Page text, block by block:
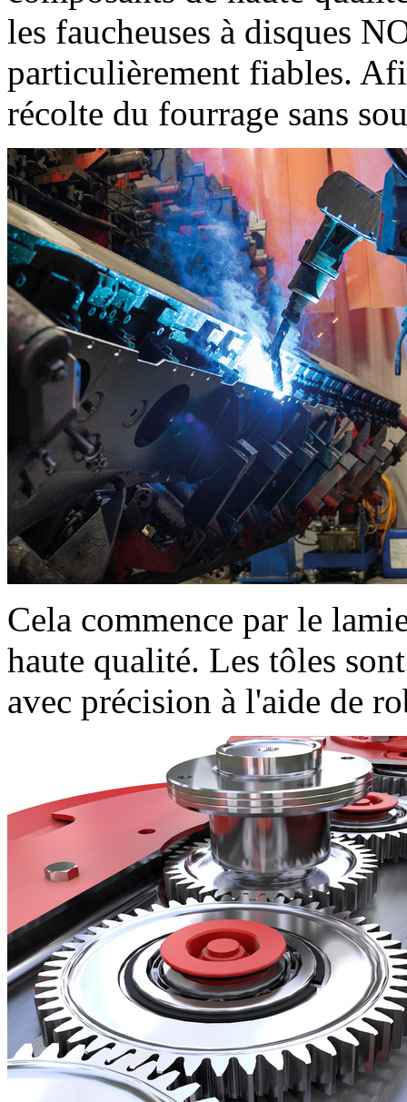
les faucheuses à disques
particulièrement fiables.
récolte du fourrage sans
Cela commence par le
haute qualité. Les tôles
avec précision à l'aide de